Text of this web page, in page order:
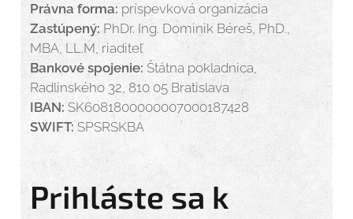
Právna forma: príspevková organizácia
Zastúpený: PhDr. Ing. Dominik Béreš, PhD.,
MBA, LL.M, riaditeľ
Bankové spojenie: Štátna pokladnica,
Radlinského 32, 810 05 Bratislava
IBAN: SK6081800000007000187428
SWIFT: SPSRSKBA
Prihláste sa k